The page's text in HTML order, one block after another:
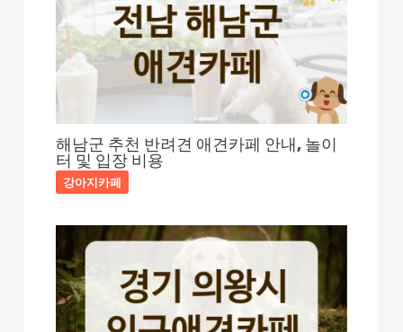
해남군 추천 반려견 애견카페 안내, 놀이
터 및 입장 비용
강아지카페